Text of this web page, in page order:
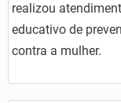
realizou
educativo de
contra a mulher.